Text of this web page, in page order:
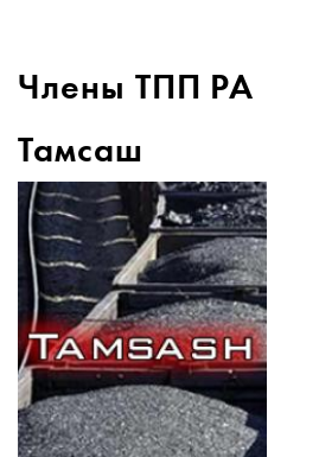
Члены ТПП РА
Тамсаш